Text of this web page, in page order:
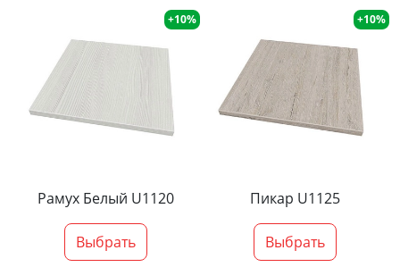
+10%
Рамух Белый U1120
Выбрать
+10%
Пикар U1125
Выбрать